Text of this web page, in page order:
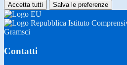
Accetta tutti Salva le preferenze
Istituto
Gramsci
Contatti